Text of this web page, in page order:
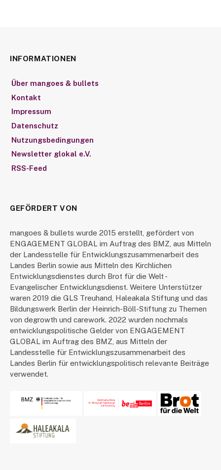
INFORMATIONEN
Über mangoes & bullets
Kontakt
Impressum
Datenschutz
Nutzungsbedingungen
Newsletter glokal e.V.
RSS-Feed
GEFÖRDERT VON
mangoes & bullets wurde 2015 erstellt, gefördert von
ENGAGEMENT GLOBAL im Auftrag des BMZ, aus Mitteln
der Landesstelle für Entwicklungszusammenarbeit des
Landes Berlin sowie aus Mitteln des Kirchlichen
Entwicklungsdienstes durch Brot für die Welt -
Evangelischer Entwicklungsdienst. Weitere Unterstützer
waren 2019 die GLS Treuhand, Haleakala Stiftung und das
Bildungswerk Berlin der Heinrich-Böll-Stiftung zu Themen
von degrowth und carework. 2022 wurden nochmals
entwicklungspolitische Gelder von ENGAGEMENT
GLOBAL im Auftrag des BMZ, aus Mitteln der
Landesstelle für Entwicklungszusammenarbeit des
Landes Berlin für entwicklungspolitisch relevante Beiträge
verwendet.